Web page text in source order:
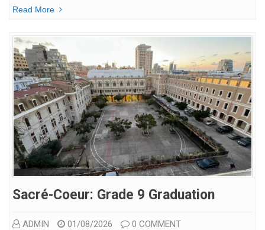
Read More
Sacré-Coeur: Grade 9 Graduation
ADMIN 01/08/2026 0 COMMENT